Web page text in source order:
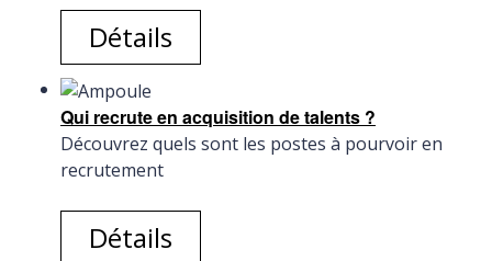
Détails
Qui recrute en acquisition de talents ?
Découvrez quels sont les postes à pourvoir en
recrutement
Détails